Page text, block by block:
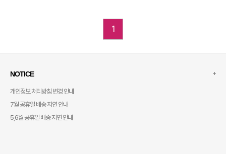
1
NOTICE
개인정보 처리방침 변경 안내
7월 공휴일 배송 지연 안내
5,6월 공휴일 배송 지연 안내
+